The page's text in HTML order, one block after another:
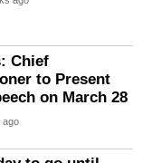
Chief
to Present
on March 28
ago